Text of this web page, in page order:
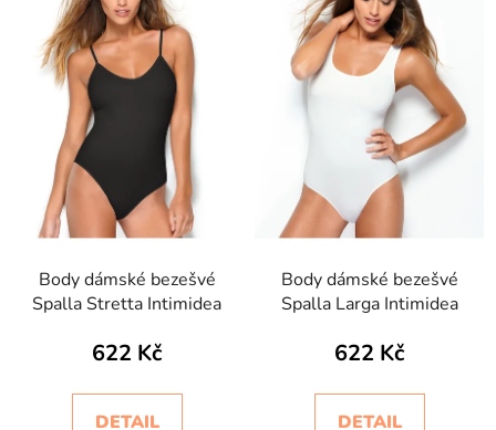
Body dámské bezešvé
Spalla Stretta Intimidea
622 Kč
DETAIL
Body dámské bezešvé
Spalla Larga Intimidea
622 Kč
DETAIL